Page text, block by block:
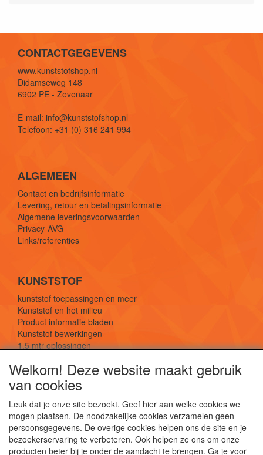
CONTACTGEGEVENS
www.kunststofshop.nl
Didamseweg 148
6902 PE - Zevenaar
E-mail: info@kunststofshop.nl
Telefoon: +31 (0) 316 241 994
ALGEMEEN
Contact en bedrijfsinformatie
Levering, retour en betalingsinformatie
Algemene leveringsvoorwaarden
Privacy-AVG
Links/referenties
KUNSTSTOF
kunststof toepassingen en meer
Kunststof en het milieu
Product informatie bladen
Kunststof bewerkingen
1,5 mtr oplossingen
SOCIALE MEDIA
Welkom! Deze website maakt gebruik
van cookies
Leuk dat je onze site bezoekt. Geef hier aan welke cookies we
mogen plaatsen. De noodzakelijke cookies verzamelen geen
persoonsgegevens. De overige cookies helpen ons de site en je
bezoekerservaring te verbeteren. Ook helpen ze ons om onze
producten beter bij je onder de aandacht te brengen. Ga je voor